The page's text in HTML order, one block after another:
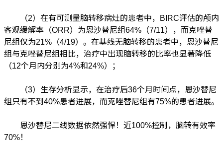
（2）在有可测量脑转移病灶的患者中，BIRC评估的颅内
客观缓解率（ORR）为恩沙替尼组64%（7/11），而克唑替
尼组仅为21%（4/19）。在基线无脑转移的患者中，恩沙替尼
组与克唑替尼组相比，治疗中出现脑转移的比率也显著降低
（12个月内分别为4%和24%）；
（3）生存分析显示，在治疗后36个月时间点，恩沙替尼
组只有不到40%患者进展，而克唑替尼组有75%的患者进展。
恩沙替尼二线数据依然强悍！近100%控制，脑转有效率
70%！